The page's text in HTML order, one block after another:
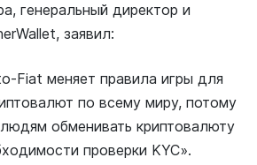
генеральный директор и
заявил:
Fiat меняет правила игры для
по всему миру, потому
обменивать криптовалюту
проверки KYC».